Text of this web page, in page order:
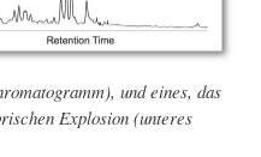
und eines, das
Explosion (unteres